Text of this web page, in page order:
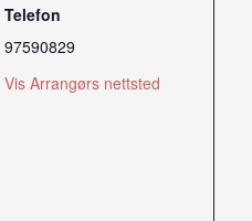
Telefon
97590829
Vis Arrangørs nettsted